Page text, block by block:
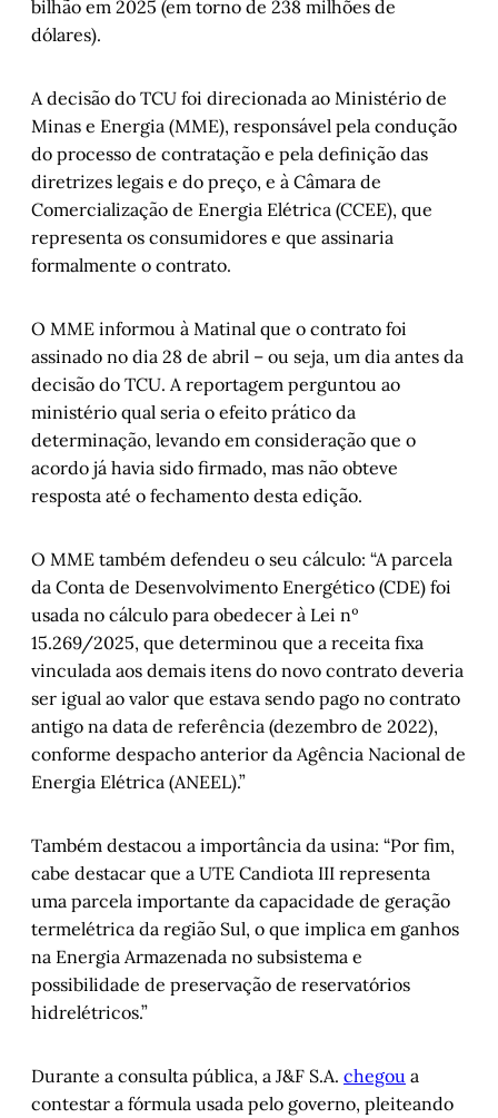
bilhão em 2025 (em torno de 238 milhões de
dólares).
A decisão do TCU foi direcionada ao Ministério de
Minas e Energia (MME), responsável pela condução
do processo de contratação e pela definição das
diretrizes legais e do preço, e à Câmara de
Comercialização de Energia Elétrica (CCEE), que
representa os consumidores e que assinaria
formalmente o contrato.
O MME informou à Matinal que o contrato foi
assinado no dia 28 de abril – ou seja, um dia antes da
decisão do TCU. A reportagem perguntou ao
ministério qual seria o efeito prático da
determinação, levando em consideração que o
acordo já havia sido firmado, mas não obteve
resposta até o fechamento desta edição.
O MME também defendeu o seu cálculo: “A parcela
da Conta de Desenvolvimento Energético (CDE) foi
usada no cálculo para obedecer à Lei nº
15.269/2025, que determinou que a receita fixa
vinculada aos demais itens do novo contrato deveria
ser igual ao valor que estava sendo pago no contrato
antigo na data de referência (dezembro de 2022),
conforme despacho anterior da Agência Nacional de
Energia Elétrica (ANEEL).”
Também destacou a importância da usina: “Por fim,
cabe destacar que a UTE Candiota III representa
uma parcela importante da capacidade de geração
termelétrica da região Sul, o que implica em ganhos
na Energia Armazenada no subsistema e
possibilidade de preservação de reservatórios
hidrelétricos.”
Durante a consulta pública, a J&F S.A. chegou a
contestar a fórmula usada pelo governo, pleiteando